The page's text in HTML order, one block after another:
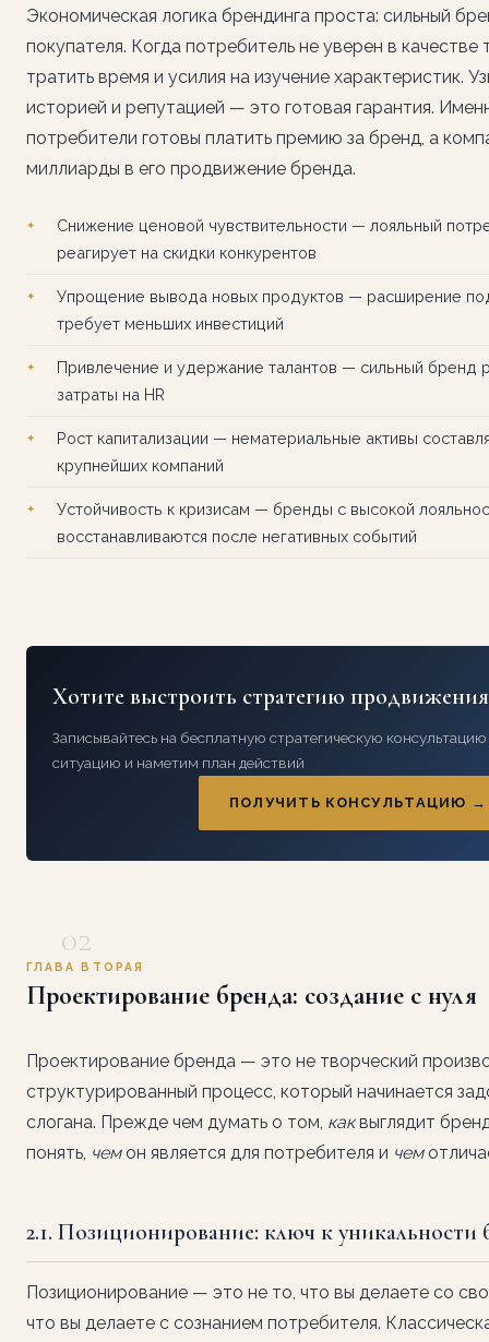
Экономическая логика брендинга проста: сильный
покупателя. Когда потребитель не уверен в
тратить время и усилия на изучение характеристик.
историей и репутацией — это готовая гарантия.
потребители готовы платить премию за бренд, а
миллиарды в его продвижение бренда.
Снижение ценовой чувствительности — лояльный
реагирует на скидки конкурентов
Упрощение вывода новых продуктов — расширение
требует меньших инвестиций
Привлечение и удержание талантов — сильный бренд
затраты на HR
Рост капитализации — нематериальные активы
крупнейших компаний
Устойчивость к кризисам — бренды с высокой
восстанавливаются после негативных событий
Хотите выстроить стратегию
Записывайтесь на бесплатную стратегическую
ситуацию и наметим план действий
ПОЛУЧИТЬ КОНСУЛЬТАЦИЮ →
02
ГЛАВА ВТОРАЯ
Проектирование бренда: создание с нуля
Проектирование бренда — это не творческий
структурированный процесс, который начинается
слогана. Прежде чем думать о том, каквыглядит
понять, чемон является для потребителя и чем
2.1. Позиционирование: ключ к уникальности
Позиционирование — это не то, что вы делаете со
что вы делаете с сознанием потребителя.